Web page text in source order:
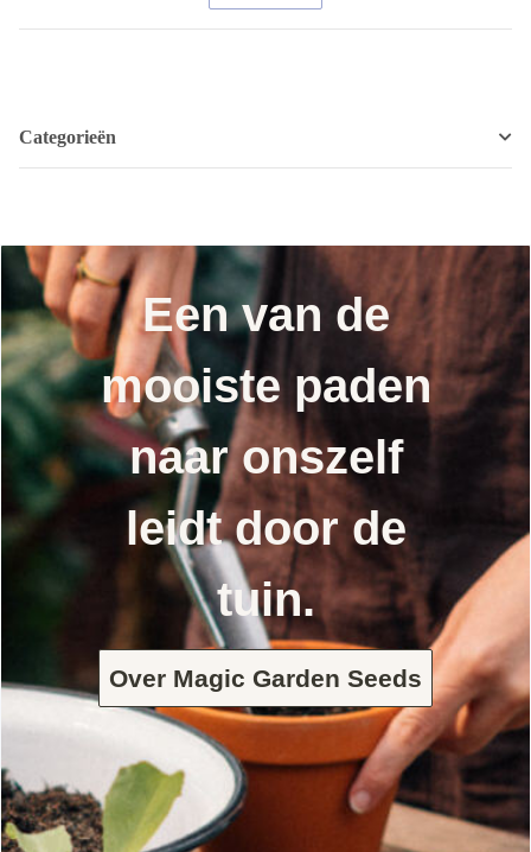
Categorieën
Een van de
mooiste paden
naar onszelf
leidt door de
tuin.
Over Magic Garden Seeds